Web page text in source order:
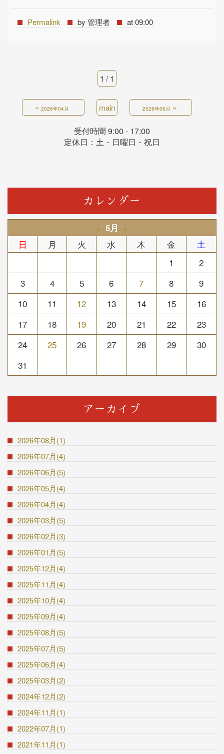
Permalink by 管理者 at 09:00
1 / 1
« 2026年04月 main 2026年06月 »
受付時間 9:00 - 17:00
定休日：土・日曜日・祝日
カレンダー
« 5月 »
日 月 火 水 木 金
土
1
2
3
4 5 6 7 8
9
10
11 12 13 14 15
16
17
18 19 20 21 22
23
24
25 26 27 28 29
30
31
アーカイブ
2026年08月(1)
2026年07月(4)
2026年06月(5)
2026年05月(4)
2026年04月(4)
2026年03月(5)
2026年02月(3)
2026年01月(5)
2025年12月(4)
2025年11月(4)
2025年10月(4)
2025年09月(4)
2025年08月(5)
2025年07月(5)
2025年06月(4)
2025年03月(2)
2024年12月(2)
2024年11月(1)
2022年07月(1)
2021年11月(1)